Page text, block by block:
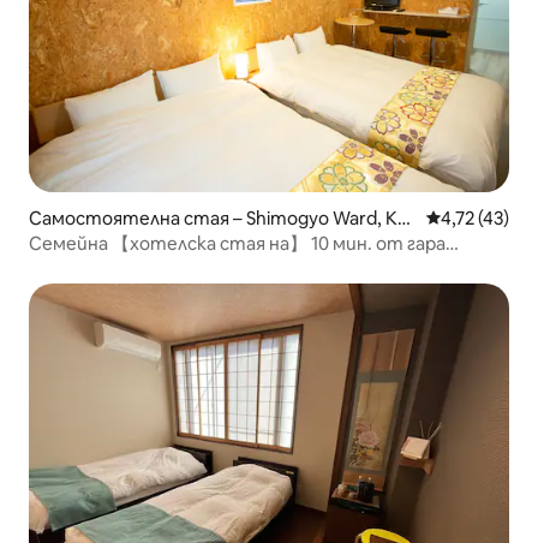
Самостоятелна стая – Shimogyo Ward, Kyo
to
Средна
4,72 (43)
Семейна 【хотелска стая на】 10 мин. от гара